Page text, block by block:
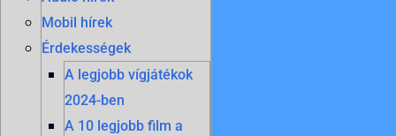
Mobil hírek
Érdekességek
A legjobb vígjátékok
2024-ben
A 10 legjobb film a